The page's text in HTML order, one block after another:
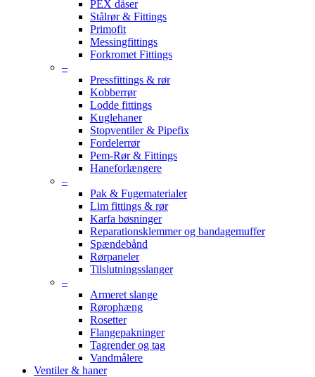
PEX dåser
Stålrør & Fittings
Primofit
Messingfittings
Forkromet Fittings
–
Pressfittings & rør
Kobberrør
Lodde fittings
Kuglehaner
Stopventiler & Pipefix
Fordelerrør
Pem-Rør & Fittings
Haneforlængere
–
Pak & Fugematerialer
Lim fittings & rør
Karfa bøsninger
Reparationsklemmer og bandagemuffer
Spændebånd
Rørpaneler
Tilslutningsslanger
–
Armeret slange
Rørophæng
Rosetter
Flangepakninger
Tagrender og tag
Vandmålere
Ventiler & haner